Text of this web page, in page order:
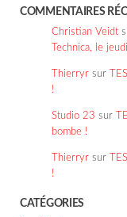
COMMENTAIRES
Christian Veidt
Technica, le
Thierryr sur
!
Studio 23 sur
bombe !
Thierryr sur
!
CATÉGORIES